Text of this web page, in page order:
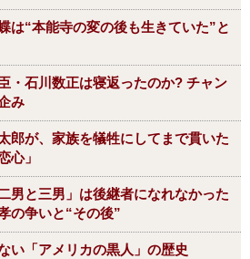
は“本能寺の変の後も生きていた”と
・石川数正は寝返ったのか? チャン
み
郎が、家族を犠牲にしてまで貫いた
心」
男と三男」は後継者になれなかった
の争いと“その後”
い「アメリカの黒人」の歴史